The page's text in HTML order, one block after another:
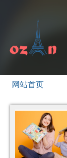
网站首页